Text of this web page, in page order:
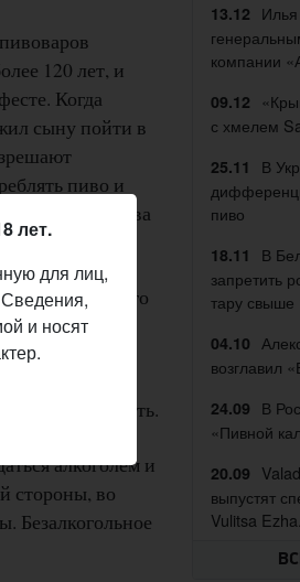
120 лет, и
Когда
сыну пойти в
пиво и
экзамен: два
крафтового
только
дегустировать.
алкоголем и
стороны, во
Безалкогольное
13.12
компании
09.12
с хмелем
25.11
В
пиво
18.11
В
запретить
тару свыше
04.10
возглавил
24.09 В
«Пивной
20.09
выпустят
Vulitsa
лет.
для лиц,
и носят